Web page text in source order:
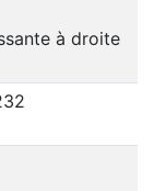
à droite